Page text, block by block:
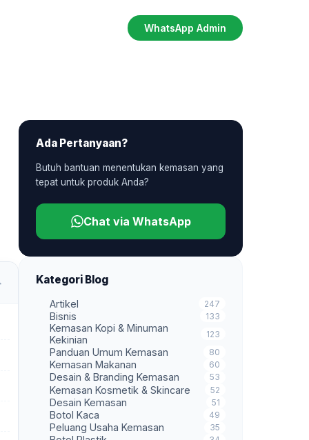
WhatsApp Admin
Ada Pertanyaan?
Butuh bantuan menentukan kemasan yang
tepat untuk produk Anda?
Chat via WhatsApp
Kategori Blog
Artikel 247
Bisnis 133
Kemasan Kopi & Minuman
Kekinian
123
Panduan Umum Kemasan 80
Kemasan Makanan 60
Desain & Branding Kemasan 53
Kemasan Kosmetik & Skincare 52
Desain Kemasan 51
Botol Kaca 49
Peluang Usaha Kemasan 35